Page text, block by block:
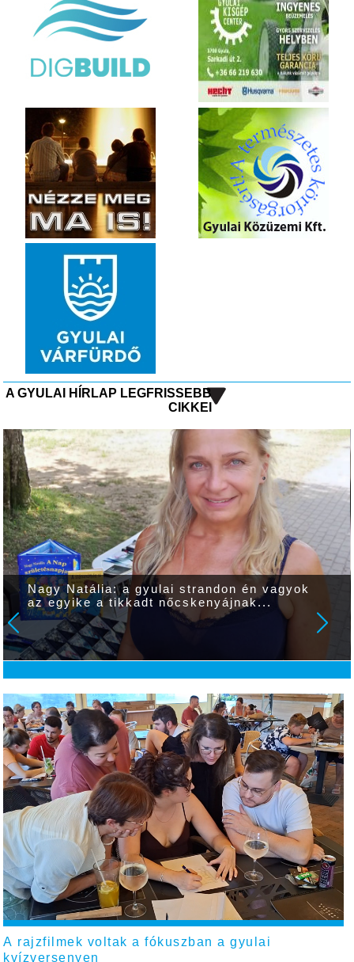
A GYULAI HÍRLAP LEGFRISSEBB
CIKKEI
Nagy Natália: a gyulai strandon én vagyok
az egyike a tikkadt nőcskenyájnak...
A rajzfilmek voltak a fókuszban a gyulai
kvízversenyen